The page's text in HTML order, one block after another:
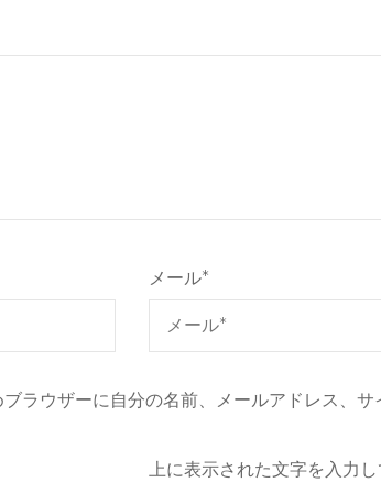
メール*
ラウザーに自分の名前、メールアドレス、サ
上に表示された文字を入力し